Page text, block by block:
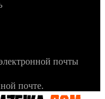
почты
почте.